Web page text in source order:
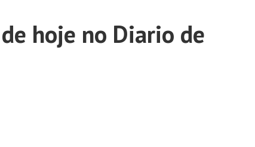
hoje no Diario de